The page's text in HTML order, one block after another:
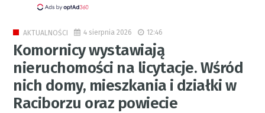
AKTUALNOŚCI 4 sierpnia 2026 12:46
Komornicy wystawiają
nieruchomości na licytacje. Wśród
nich domy, mieszkania i działki w
Raciborzu oraz powiecie